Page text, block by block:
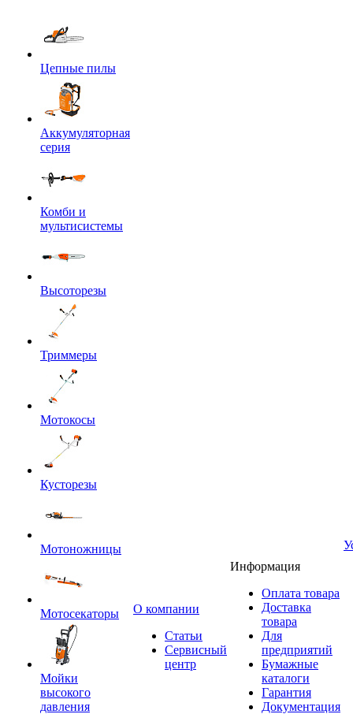
Цепные пилы
Аккумуляторная
серия
Комби и
мультисистемы
Высоторезы
Триммеры
Мотокосы
Кусторезы
Мотоножницы
Мотосекаторы
Мойки
высокого
давления
O компании
Статьи
Сервисный
центр
Информация
Оплата товара
Доставка
товара
Для
предприятий
Бумажные
каталоги
Гарантия
Документация